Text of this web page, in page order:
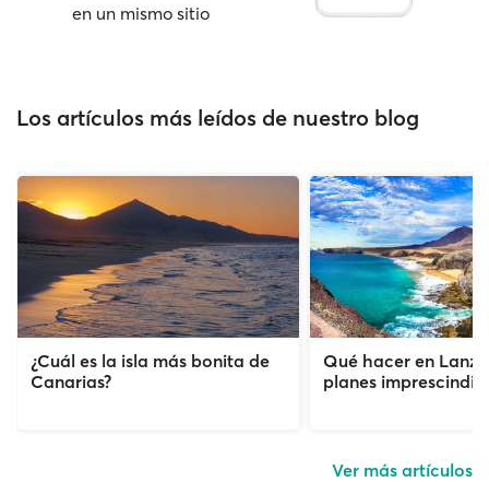
en un mismo sitio
Los artículos más leídos de nuestro blog
¿Cuál es la isla más bonita de
Canarias?
Qué hacer en
planes
Ver más artículos